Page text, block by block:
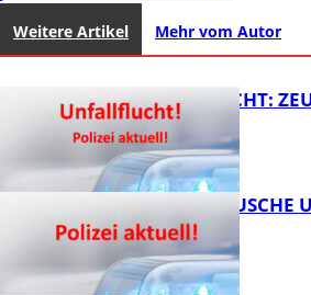
Weitere Artikel Mehr vom Autor
UNFALLFLUCHT:
KNALLGERÄUSCHE